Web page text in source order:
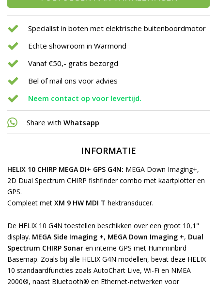
Specialist in boten met elektrische buitenboordmotor
Echte showroom in Warmond
Vanaf €50,- gratis bezorgd
Bel of mail ons voor advies
Neem contact op voor levertijd.
Share with Whatsapp
INFORMATIE
HELIX 10 CHIRP MEGA DI+ GPS G4N: MEGA Down Imaging+,
2D Dual Spectrum CHIRP fishfinder combo met kaartplotter en
GPS.
Compleet met XM 9 HW MDI T hektransducer.
De HELIX 10 G4N toestellen beschikken over een groot 10,1"
display. MEGA Side Imaging +, MEGA Down Imaging +, Dual
Spectrum CHIRP Sonar en interne GPS met Humminbird
Basemap. Zoals bij alle HELIX G4N modellen, bevat deze HELIX
10 standaardfuncties zoals AutoChart Live, Wi-Fi en NMEA
2000®, naast Bluetooth® en Ethernet-netwerken voor